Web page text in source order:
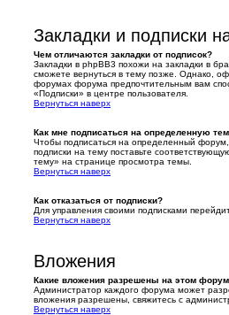
Закладки и подписки
Чем отличаются закладки от подписок?
Закладки в phpBB3 похожи на закладки в
сможете вернуться в тему позже. Однако,
форумах форума предпочтительным вам
«Подписки» в центре пользователя.
Вернуться наверх
Как мне подписаться на определенную
Чтобы подписаться на определенный
подписки на тему поставьте
тему» на странице просмотра темы.
Вернуться наверх
Как отказаться от подписки?
Для управления своими подписками
Вернуться наверх
Вложения
Какие вложения разрешены на этом
Администратор каждого форума может
вложения разрешены, свяжитесь с
Вернуться наверх